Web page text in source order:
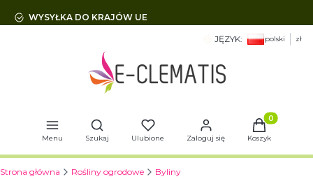
WYSYŁKA DO KRAJÓW UE
JĘZYK: polski zł
Menu
Otwórz wyszukiwarkę
Szukaj Ulubione Zaloguj się
Produkty
Koszyk
Strona główna Rośliny ogrodowe Byliny